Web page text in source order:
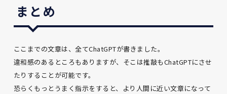
まとめ
ここまでの文章は、全てChatGPTが書きました。
違和感のあるところもありますが、そこは推敲もChatGPTにさせ
たりすることが可能です。
恐らくもっとうまく指示をすると、より人間に近い文章になって